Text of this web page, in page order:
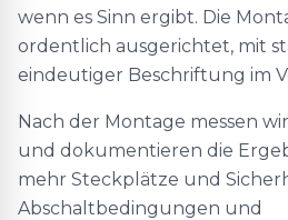
wenn es Sinn ergibt. Die
ordentlich ausgerichtet, mit
eindeutiger Beschriftung im
Nach der Montage messen
und dokumentieren die
mehr Steckplätze und
Abschaltbedingungen und